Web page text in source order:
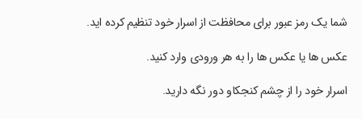
‏ شما یک رمز عبور برای محافظت از اسرار خود تنظیم کرده اید.
‏ عکس ها یا عکس ها را به هر ورودی وارد کنید.
‏ اسرار خود را از چشم کنجکاو دور نگه دارید.